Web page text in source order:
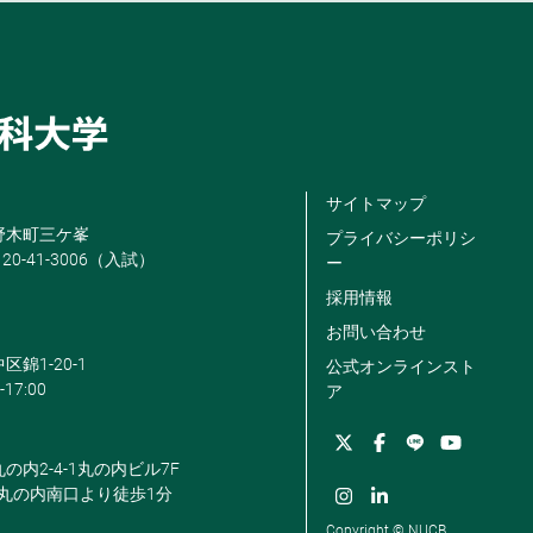
木町三ケ峯
41-3006（入試）
錦1-20-1
17:00
内2-4-1丸の内ビル7F
の内南口より徒歩1分
サイトマップ
プライバシーポリシ
ー
採用情報
お問い合わせ
公式オンラインスト
ア